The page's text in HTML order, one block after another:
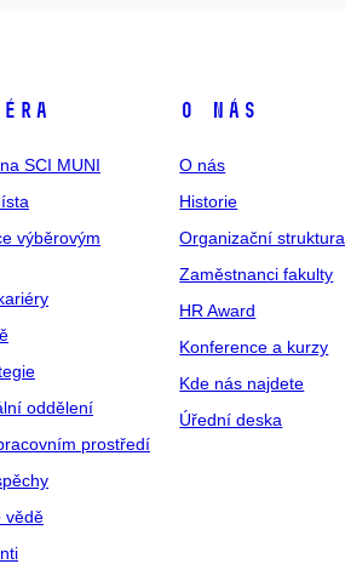
SCI MUNI
výběrovým
oddělení
prostředí
vědě
O nás
O nás
Historie
Organizační struktura
Zaměstnanci fakulty
HR Award
Konference a kurzy
Kde nás najdete
Úřední deska